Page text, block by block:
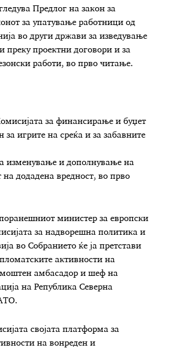
Предлог на закон за
за упатување работници од
во други држави за изведување
преку проектни договори и за
работи, во прво читање.
за финансирање и буџет
за игрите на среќа и за забавните
изменување и дополнување на
на додадена вредност, во прво
министер за европски
за надворешна политика и
во Собранието ќе ја претстави
активности на
амбасадор и шеф на
на Република Северна
својата платформа за
на вонреден и